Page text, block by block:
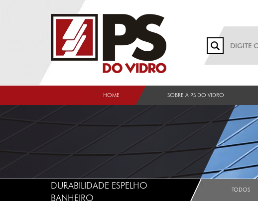
HOME SOBRE A PS DO VIDRO
DURABILIDADE ESPELHO
BANHEIRO
TODOS